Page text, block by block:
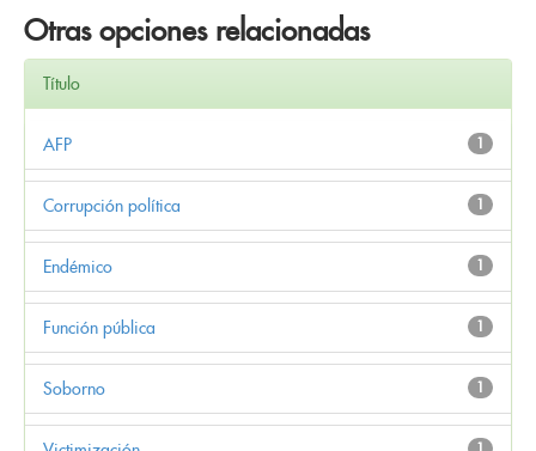
Otras opciones relacionadas
Título
1
AFP
1
Corrupción política
1
Endémico
1
Función pública
1
Soborno